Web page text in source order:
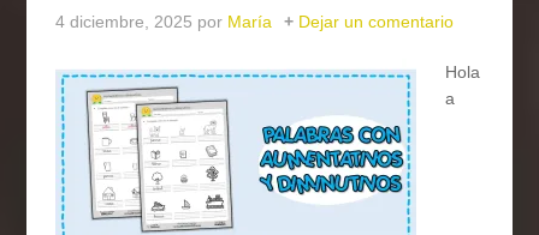
4 diciembre, 2025 por María Dejar un comentario
Hola
a